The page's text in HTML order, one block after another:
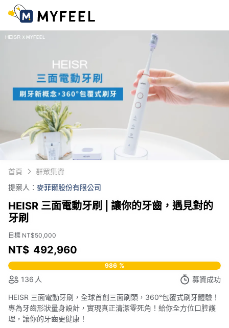
首頁
群眾集資
提案人： 麥菲爾股份有限公司
HEISR 三面電動牙刷 | 讓你的牙齒，遇見對的
牙刷
目標 NT$50,000
NT$ 492,960
986 %
136 人 募資成功
HEISR 三面電動牙刷，全球首創三面刷頭，360°包覆式刷牙體驗！
專為牙齒形狀量身設計，實現真正清潔零死角！給你全方位口腔護
理，讓你的牙齒更健康！